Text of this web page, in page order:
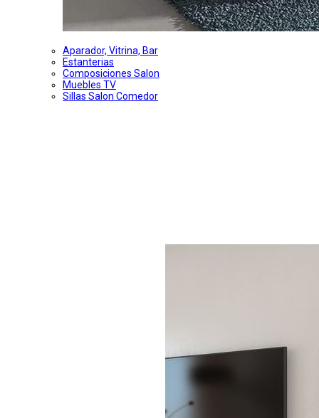
Aparador, Vitrina, Bar
Estanterias
Composiciones Salon
Muebles TV
Sillas Salon Comedor